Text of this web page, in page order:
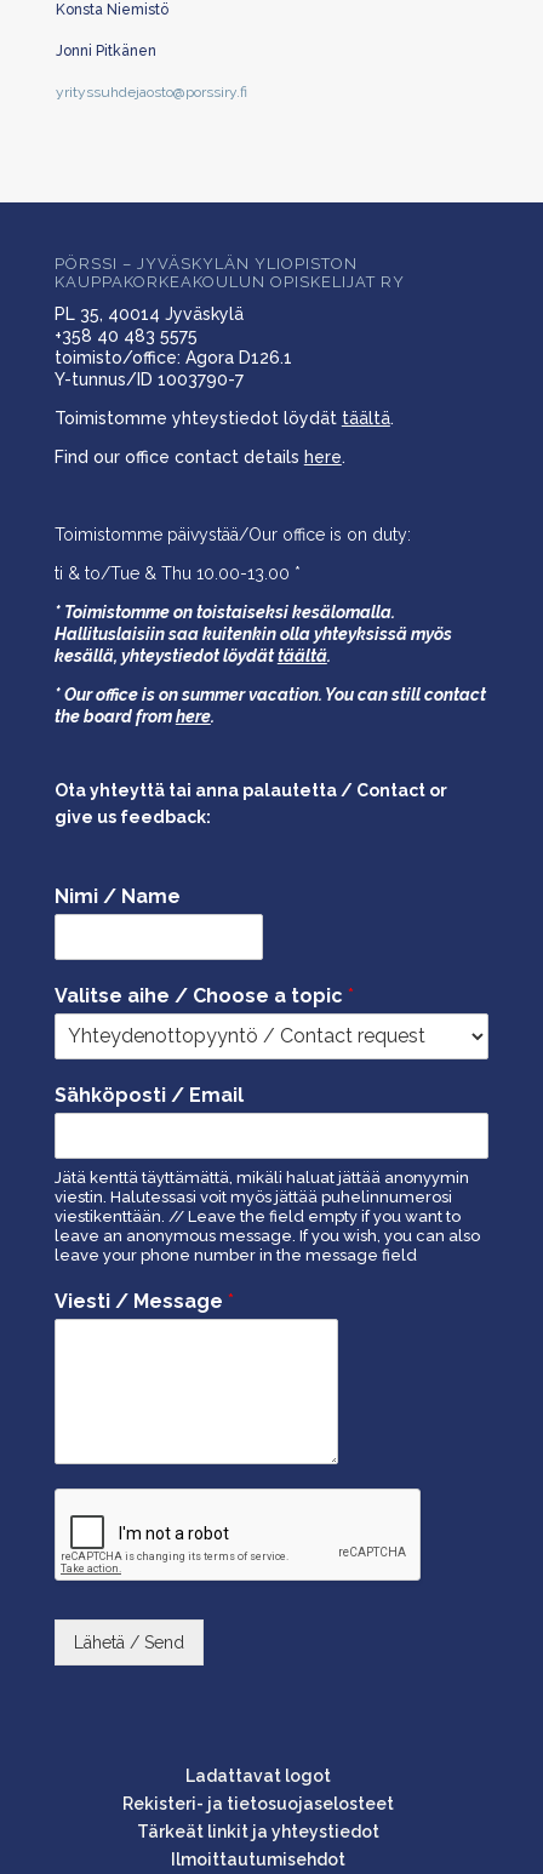
Konsta Niemistö
Jonni Pitkänen
yrityssuhdejaosto@porssiry.fi
PÖRSSI – JYVÄSKYLÄN YLIOPISTON
KAUPPAKORKEAKOULUN OPISKELIJAT RY
PL 35, 40014 Jyväskylä
+358 40 483 5575
toimisto/office: Agora D126.1
Y-tunnus/ID 1003790-7
Toimistomme yhteystiedot löydät täältä.
Find our office contact details here.
Toimistomme päivystää/Our office is on duty:
ti & to/Tue & Thu 10.00-13.00 *
* Toimistomme on toistaiseksi kesälomalla.
Hallituslaisiin saa kuitenkin olla yhteyksissä myös
kesällä, yhteystiedot löydättäältä.
* Our office is on summer vacation. You can still contact
the board fromhere.
Ota yhteyttä tai anna palautetta / Contact or
give us feedback:
Nimi / Name
Valitse aihe / Choose a topic *
Sähköposti / Email
Jätä kenttä täyttämättä, mikäli haluat jättää anonyymin
viestin. Halutessasi voit myös jättää puhelinnumerosi
viestikenttään. // Leave the field empty if you want to
leave an anonymous message. If you wish, you can also
leave your phone number in the message field
Viesti / Message *
Lähetä / Send
Ladattavat logot
Rekisteri- ja tietosuojaselosteet
Tärkeät linkit ja yhteystiedot
Ilmoittautumisehdot